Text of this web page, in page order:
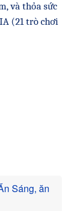
và thỏa sức
(21 trò chơi
Sáng, ăn